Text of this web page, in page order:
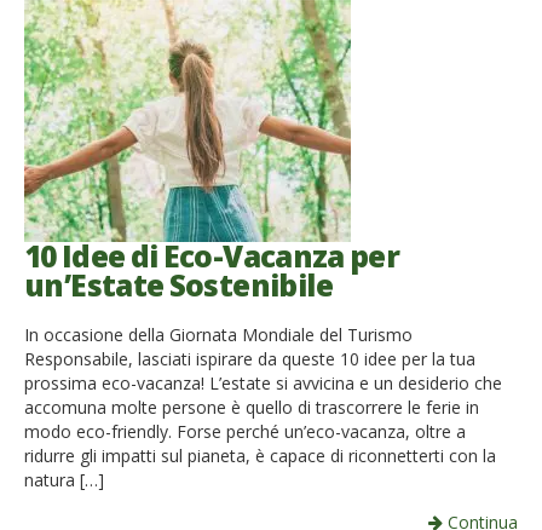
10 Idee di Eco-Vacanza per
un’Estate Sostenibile
In occasione della Giornata Mondiale del Turismo
Responsabile, lasciati ispirare da queste 10 idee per la tua
prossima eco-vacanza! L’estate si avvicina e un desiderio che
accomuna molte persone è quello di trascorrere le ferie in
modo eco-friendly. Forse perché un’eco-vacanza, oltre a
ridurre gli impatti sul pianeta, è capace di riconnetterti con la
natura […]
Continua